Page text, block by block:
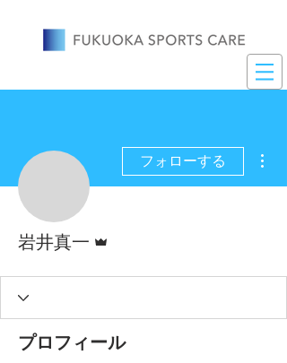
フォローする
岩井真一
プロフィール